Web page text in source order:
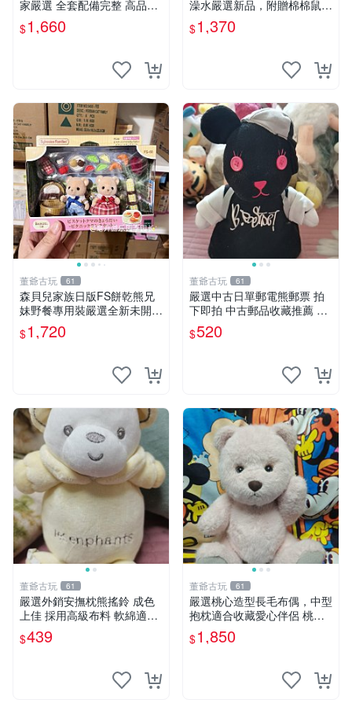
家嚴選 全套配備完整 高品質
收藏好物 紋章 玩具熊 定制熊
$1,660
澡水嚴選新品，附贈棉棉鼠媽
媽與嬰兒及配件。-paper盒
裝，輕便設計方便攜帶。 棉
$1,370
董爺古玩 61
森貝兒家族日版FS餅乾熊兄
妹野餐專用裝嚴選全新未開
封，包含兩組大童款紙盒裝，
適合收藏與分享。 餅乾熊兄
$1,720
董爺古玩 61
嚴選中古日單郵電熊郵票 拍
下即拍 中古郵品收藏推薦 郵
票 郵電熊 日本
$520
董爺古玩 61
嚴選外銷安撫枕熊搖鈴 成色
上佳 採用高級布料 軟綿適合
收藏 安心選購 安撫枕 熊玩具
搖鈴
$439
董爺古玩 61
嚴選桃心造型長毛布偶，中型
抱枕適合收藏愛心伴侶 桃心
抱枕 布娃娃 猛咬布偶
$1,850